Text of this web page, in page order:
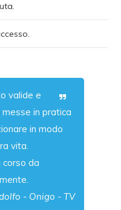
valide e
in pratica
in modo
vita.
corso da
- Onigo - TV